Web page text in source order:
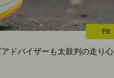
PR
ドバイザーも太鼓判の走り心